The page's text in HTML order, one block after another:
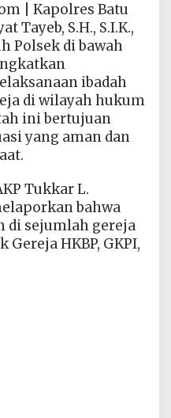
| Kapolres Batu
Tayeb, S.H., S.I.K.,
Polsek di bawah
ibadah
di wilayah hukum
ini bertujuan
yang aman dan
Tukkar L.
bahwa
di sejumlah gereja
HKBP, GKPI,